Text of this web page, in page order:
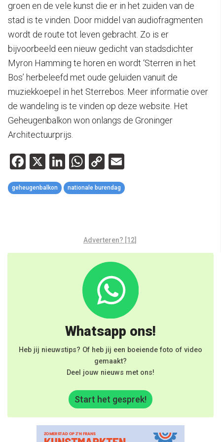
groen en de vele kunst die er in het zuiden van de
stad is te vinden. Door middel van audiofragmenten
wordt de route tot leven gebracht. Zo is er
bijvoorbeeld een nieuw gedicht van stadsdichter
Myron Hamming te horen en wordt ‘Sterren in het
Bos’ herbeleefd met oude geluiden vanuit de
muziekkoepel in het Sterrebos. Meer informatie over
de wandeling is te vinden op deze website. Het
Geheugenbalkon won onlangs de Groninger
Architectuurprijs.
Facebook
X LinkedIn
WhatsApp
Copy
Link
geheugenbalkon nationale burendag
Adverteren? [12]
Whatsapp ons!
Heb jij nieuwstips? Of heb jij een boeiende foto of video
gemaakt?
Deel jouw nieuws met ons!
Start het gesprek!